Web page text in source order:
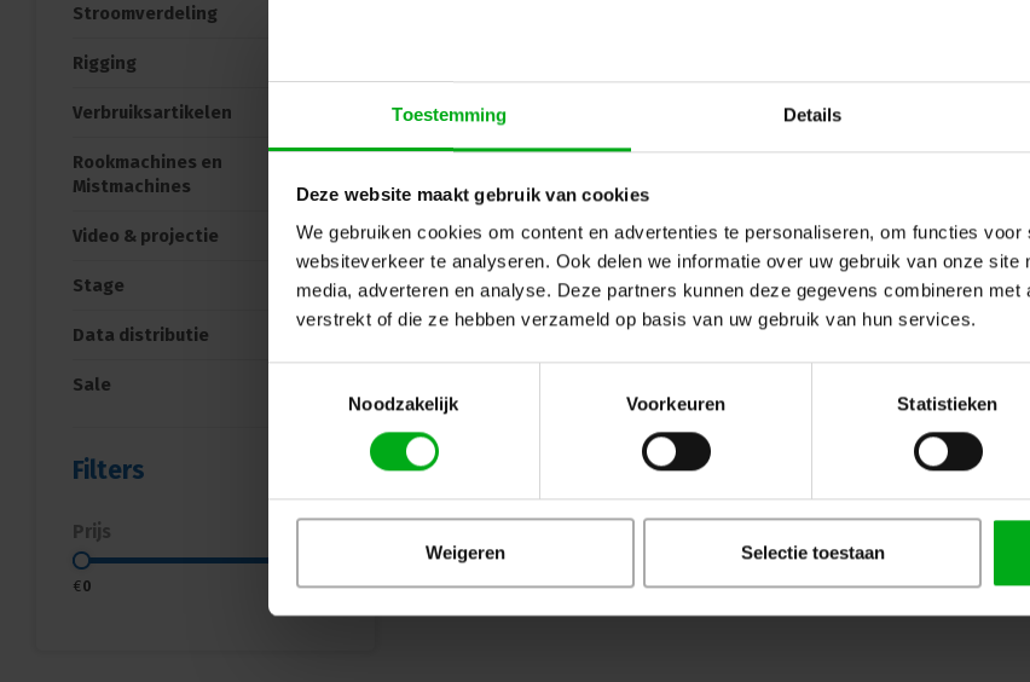
Toestemming Details
Deze website maakt gebruik van cookies
We gebruiken cookies om content en advertenties te personaliseren, om functies voor
websiteverkeer te analyseren. Ook delen we informatie over uw gebruik van onze site
media, adverteren en analyse. Deze partners kunnen deze gegevens combineren met
verstrekt of die ze hebben verzameld op basis van uw gebruik van hun services.
Noodzakelijk
Voorkeuren Statistieken
Weigeren Selectie toestaan
Stroomverdeling
Rigging
Verbruiksartikelen
Rookmachines en
Mistmachines
Video & projectie
Stage
Data distributie
Sale
Filters
Prijs
€0 €5